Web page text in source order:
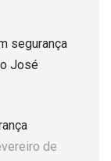
segurança
José
de